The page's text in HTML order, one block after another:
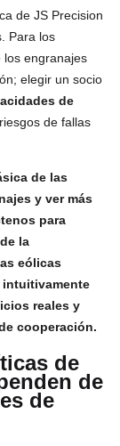
de JS Precision
Para los
los engranajes
elegir un socio
de
de fallas
de las
y ver más
para
la
eólicas
intuitivamente
reales y
cooperación.
de
de
de